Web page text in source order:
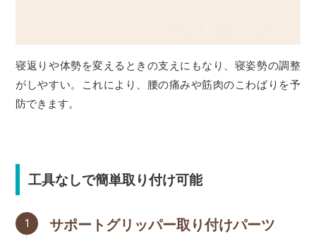
寝返りや体勢を変えるときの支えにもなり、寝姿勢の調整
がしやすい。これにより、腰の痛みや筋肉のこわばりを予
防できます。
工具なしで簡単取り付け可能
1 サポートグリッパー取り付けパーツ